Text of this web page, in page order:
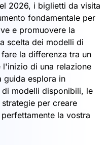
2026, i biglietti da visita
fondamentale per
e promuovere la
scelta dei modelli di
la differenza tra un
di una relazione
guida esplora in
modelli disponibili, le
per creare
la vostra